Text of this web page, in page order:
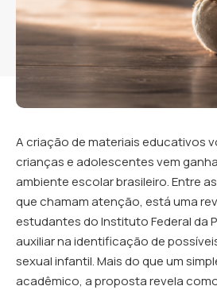
A criação de materiais educativos
crianças e adolescentes vem
ambiente escolar brasileiro. Entre
que chamam atenção, está uma
estudantes do Instituto Federal da
auxiliar na identificação de
sexual infantil. Mais do que um
acadêmico, a proposta revela